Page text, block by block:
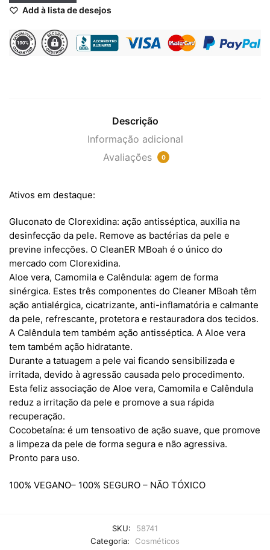
Add à lista de desejos
Descrição
Informação adicional
Avaliações
0
Ativos em destaque:
Gluconato de Clorexidina: ação antisséptica, auxilia na
desinfecção da pele. Remove as bactérias da pele e
previne infecções. O CleanER MBoah é o único do
mercado com Clorexidina.
Aloe vera, Camomila e Calêndula: agem de forma
sinérgica. Estes três componentes do Cleaner MBoah têm
ação antialérgica, cicatrizante, anti-inflamatória e calmante
da pele, refrescante, protetora e restauradora dos tecidos.
A Calêndula tem também ação antisséptica. A Aloe vera
tem também ação hidratante.
Durante a tatuagem a pele vai ficando sensibilizada e
irritada, devido à agressão causada pelo procedimento.
Esta feliz associação de Aloe vera, Camomila e Calêndula
reduz a irritação da pele e promove a sua rápida
recuperação.
Cocobetaína: é um tensoativo de ação suave, que promove
a limpeza da pele de forma segura e não agressiva.
Pronto para uso.
100% VEGANO– 100% SEGURO – NÃO TÓXICO
SKU:
58741
Categoria:
Cosméticos